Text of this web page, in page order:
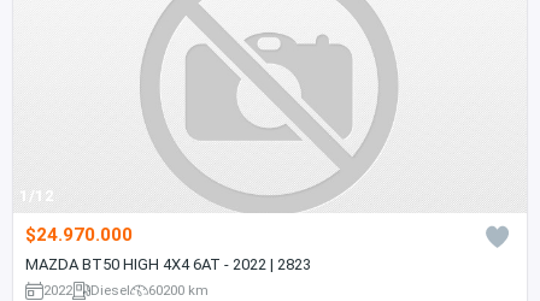
1/12
$24.970.000
MAZDA BT50 HIGH 4X4 6AT - 2022 | 2823
2022 Diesel 60200 km